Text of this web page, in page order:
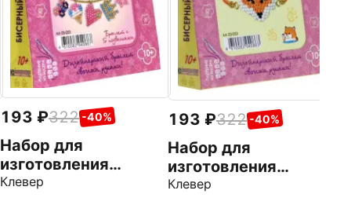
193 322 -40%
Набор для
изготовления
браслета с
Клевер
193 322 -40%
Набор для
изготовления
украшения
Клевер